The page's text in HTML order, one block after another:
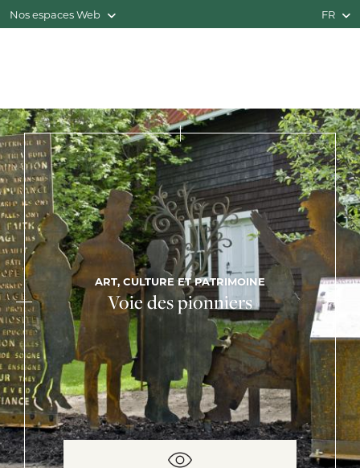
Nos espaces Web FR
ART, CULTURE ET PATRIMOINE
Voie des pionniers